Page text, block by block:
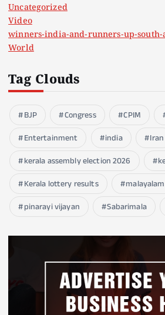
Uncategorized
Video
winners-india-and-runners-up-
World
Tag Clouds
BJP Congress CPIM
Entertainment
india Iran
kerala assembly election 2026
Kerala lottery results
pinarayi vijayan
Sabarimala